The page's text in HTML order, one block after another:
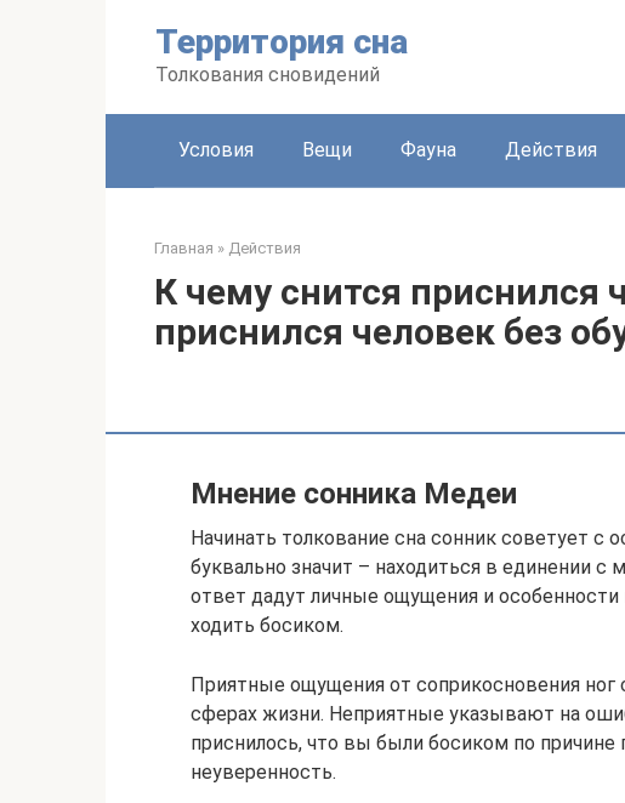
Территория сна
Толкования сновидений
Условия Вещи Фауна Действия
Главная » Действия
К чему снится приснился
приснился человек без
Мнение сонника Медеи
Начинать толкование сна сонник советует с
буквально значит – находиться в единении
ответ дадут личные ощущения и особенности
ходить босиком.
Приятные ощущения от соприкосновения ног
сферах жизни. Неприятные указывают на
приснилось, что вы были босиком по причине
неуверенность.